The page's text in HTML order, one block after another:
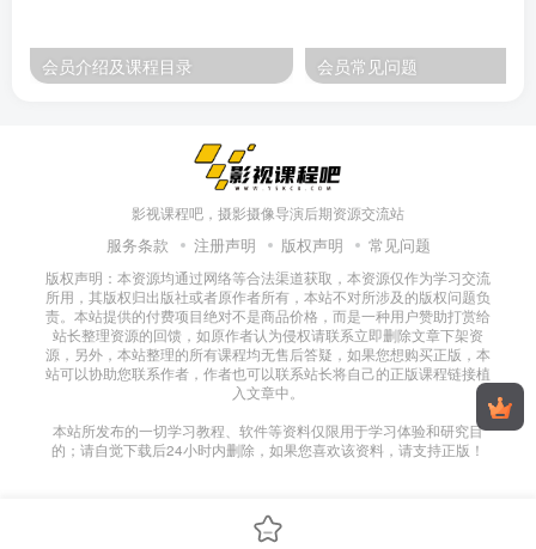
会员介绍及课程目录 会员常见问题
影视课程吧，摄影摄像导演后期资源交流站
服务条款 注册声明 版权声明 常见问题
版权声明：本资源均通过网络等合法渠道获取，本资源仅作为学习交流
所用，其版权归出版社或者原作者所有，本站不对所涉及的版权问题负
责。本站提供的付费项目绝对不是商品价格，而是一种用户赞助打赏给
站长整理资源的回馈，如原作者认为侵权请联系立即删除文章下架资
源，另外，本站整理的所有课程均无售后答疑，如果您想购买正版，本
站可以协助您联系作者，作者也可以联系站长将自己的正版课程链接植
入文章中。
本站所发布的一切学习教程、软件等资料仅限用于学习体验和研究目
的；请自觉下载后24小时内删除，如果您喜欢该资料，请支持正版！